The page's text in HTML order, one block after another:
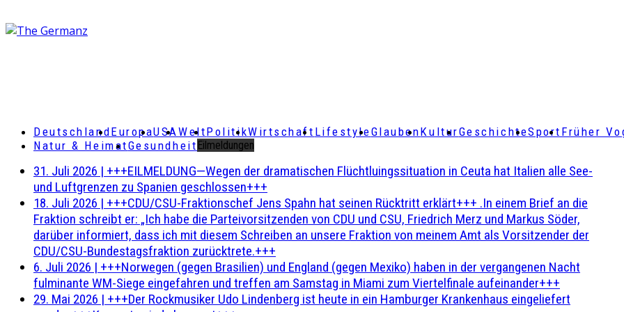
DeutschlandEuropaUSAWeltPolitikWirtschaft LifestyleGlaubenKulturGeschichteSport Früher
Natur & HeimatGesundheit Eilmeldungen
31. Juli 2026 | +++EILMELDUNG—Wegen der dramatischen Flüchtluingssituation in Ceuta hat Italien alle See-
und Luftgrenzen zu Spanien geschlossen+++
18. Juli 2026 | +++CDU/CSU-Fraktionschef Jens Spahn hat seinen Rücktritt erklärt+++ .In einem Brief an die
Fraktion schreibt er: „Ich habe die Parteivorsitzenden von CDU und CSU, Friedrich Merz und Markus Söder,
darüber informiert, dass ich mit diesem Schreiben an unsere Fraktion von meinem Amt als Vorsitzender der
CDU/CSU-Bundestagsfraktion zurücktrete.+++
6. Juli 2026 | +++Norwegen (gegen Brasilien) und England (gegen Mexiko) haben in der vergangenen Nacht
fulminante WM-Siege eingefahren und treffen am Samstag in Miami zum Viertelfinale aufeinander+++
29. Mai 2026 | +++Der Rockmusiker Udo Lindenberg ist heute in ein Hamburger Krankenhaus eingeliefert